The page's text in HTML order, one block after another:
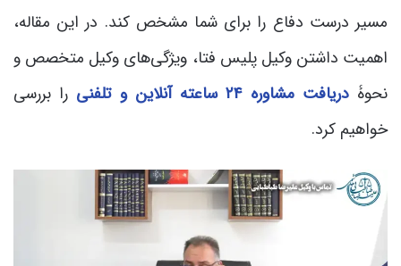
مسیر درست دفاع را برای شما مشخص کند. در این مقاله،
اهمیت داشتن وکیل پلیس فتا، ویژگی‌های وکیل متخصص و
نحوۀدریافت مشاوره ۲۴ ساعته آنلاین و تلفنی
را بررسی
خواهیم کرد.